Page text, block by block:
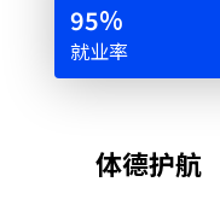
95%
就业率
体德护航